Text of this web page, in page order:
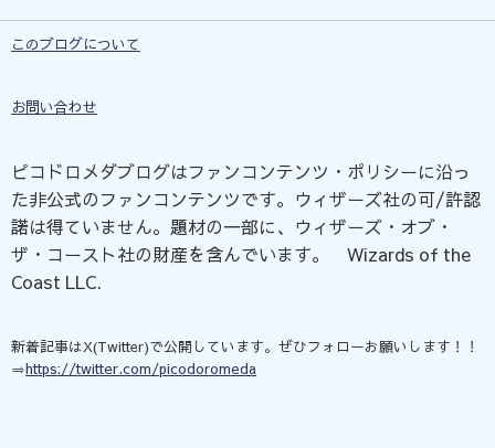
このブログについて
お問い合わせ
ピコドロメダブログはファンコンテンツ・ポリシーに沿っ
た非公式のファンコンテンツです。ウィザーズ社の可/許認
諾は得ていません。題材の一部に、ウィザーズ・オブ・
ザ・コースト社の財産を含んでいます。©Wizards of the
Coast LLC.
新着記事はX(Twitter)で公開しています。ぜひフォローお願いします！！
⇒ https://twitter.com/picodoromeda